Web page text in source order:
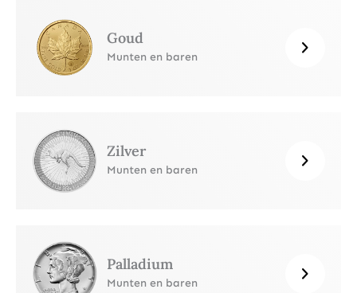
Goud
Munten en baren
Zilver
Munten en baren
Palladium
Munten en baren